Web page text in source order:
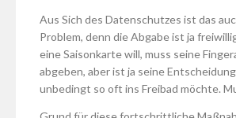
Aus Sich des Datenschutzes ist das
Problem, denn die Abgabe ist ja
eine Saisonkarte will, muss seine
abgeben, aber ist ja seine
unbedingt so oft ins Freibad möchte.